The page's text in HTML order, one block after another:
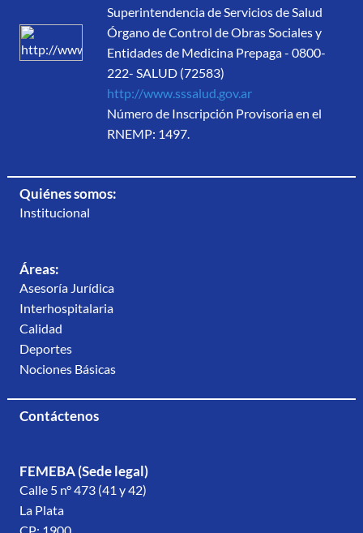
Superintendencia de Servicios de Salud
Órgano de Control de Obras Sociales y
Entidades de Medicina Prepaga - 0800-
222- SALUD (72583)
http://www.sssalud.gov.ar
Número de Inscripción Provisoria en el
RNEMP: 1497.
Quiénes somos:
Institucional
Áreas:
Asesoría Jurídica
Interhospitalaria
Calidad
Deportes
Nociones Básicas
Contáctenos
FEMEBA (Sede legal)
Calle 5 n° 473 (41 y 42)
La Plata